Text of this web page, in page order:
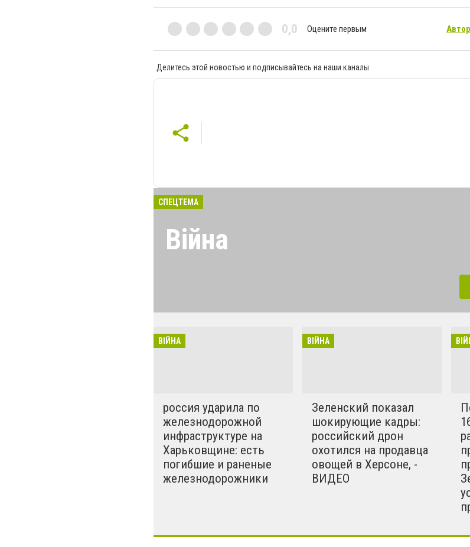
0,0 Оцените первым
Делитесь этой новостью и подписывайтесь на наши каналы
СПЕЦТЕМА
Війна
армию и военную технику. Украинское
государство стремится разрешить
приняли все цивилизованные страны.
ВІЙНА
россия ударила по
железнодорожной
инфраструктуре на
Харьковщине: есть
погибшие и раненые
железнодорожники
ВІЙНА
Зеленский показал
шокирующие кадры:
российский дрон
охотился на продавца
овощей в Херсоне, -
ВИДЕО